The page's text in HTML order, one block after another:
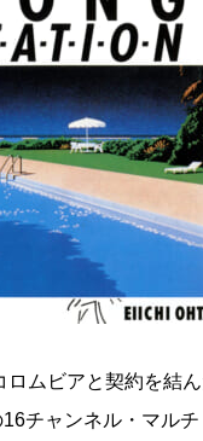
ロムビアと契約を結
チャンネル・マル